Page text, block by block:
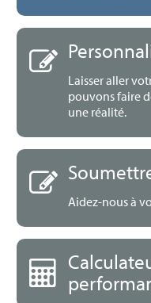
Laisser aller
pouvons faire
une réalité.
Aidez-nous à